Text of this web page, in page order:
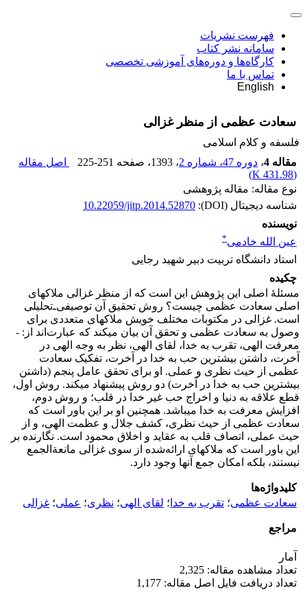
فهرست نشریات
سامانه نشر کتاب
کارگاه‌ها و دوره‌های آموزشی تخصصی
تماس با ما
English
سعادت عظمی از منظر غزالی
فلسفه و کلام اسلامی
مقاله 4
، دوره 47، شماره 2 ، 1393 ، صفحه 225-251
اصل مقاله
(
431.98 K
)
نوع مقاله: مقاله پژوهشی
شناسه دیجیتال (DOI):
10.22059/jitp.2014.52870
نویسنده
عین الله خادمی*
استاد دانشگاه تربیت دبیر شهید رجایی
چکیده
مسئلۀ اصلی این پژوهش این است که از منظر غزالی ملاک­های
اصلی سعادت عظمی چیست؟ روش تحقیق آن توصیفی‌ـ‌تحلیلی
است. غزالی در مکتوبات مختلف خویش ملاک­های متعددی برای
وصول به سعادت عظمی و تحقق آن بیان می­کند که عبارت‌اند از: ­­
معرفت الهی، تقرب به خدا، لقای الهی، نظر به وجه الهی در
آخرت، داشتن بیشترین حب به خدا در آخرت، تفکیک سعادت
عظمی از حیث نظری و عملی. او برای تحقق عامل پنجم (داشتن
بیشترین حب به خدا در آخرت) دو روش پیشنهاد می­کند. روش اول،
قطع علاقه به دنیا و اخراج حب غیر خدا در قلب؛ و روش دوم،
افزایش معرفت به خدا می­باشد. همچنین او بر این باور است که
سعادت عظمی از حیث نظری، کشف جلال و عظمت الهی، و از
حیث عملی، اتصاف قلب به عقاید و اخلاق محمود است. نگارنده بر
این باور است که ملاک­های ارائه‌شده از سوی غزالی مانعةالجمع
نیستند، بلکه امکان جمع آن­ها وجود دارد.
کلیدواژه‌ها
سعادت عظمی؛ تقرب به خدا ؛ لقای الهی؛ نظری؛ عملی؛ غزالی
مراجع
آمار
تعداد مشاهده مقاله: 2,325
تعداد دریافت فایل اصل مقاله: 1,177